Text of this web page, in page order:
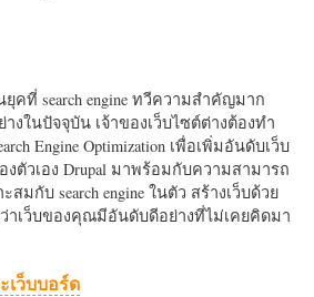
ยุคที่ search engine ทวีความสำคัญมาก
างในปัจจุบัน เจ้าของเว็บไซต์ต่างต้องทำ
Engine Optimization เพื่อเพิ่มอันดับเว็บ
งตัวเอง Drupal มาพร้อมกับความสามารถ
มกับ search engine ในตัว สร้างเว็บด้วย
าเว็บของคุณมีอันดับดีอย่างที่ไม่เคยคิดมา
ว็บบอร์ด